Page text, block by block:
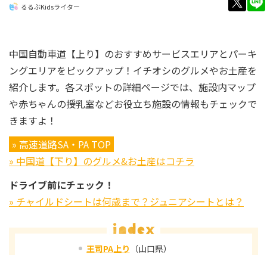
るるぶKidsライター
中国自動車道【上り】のおすすめサービスエリアとパーキ
ングエリアをピックアップ！イチオシのグルメやお土産を
紹介します。各スポットの詳細ページでは、施設内マップ
や赤ちゃんの授乳室などお役立ち施設の情報もチェックで
きますよ！
» 高速道路SA・PA TOP
» 中国道【下り】のグルメ&お土産はコチラ
ドライブ前にチェック！
» チャイルドシートは何歳まで？ジュニアシートとは？
王司PA上り （山口県）